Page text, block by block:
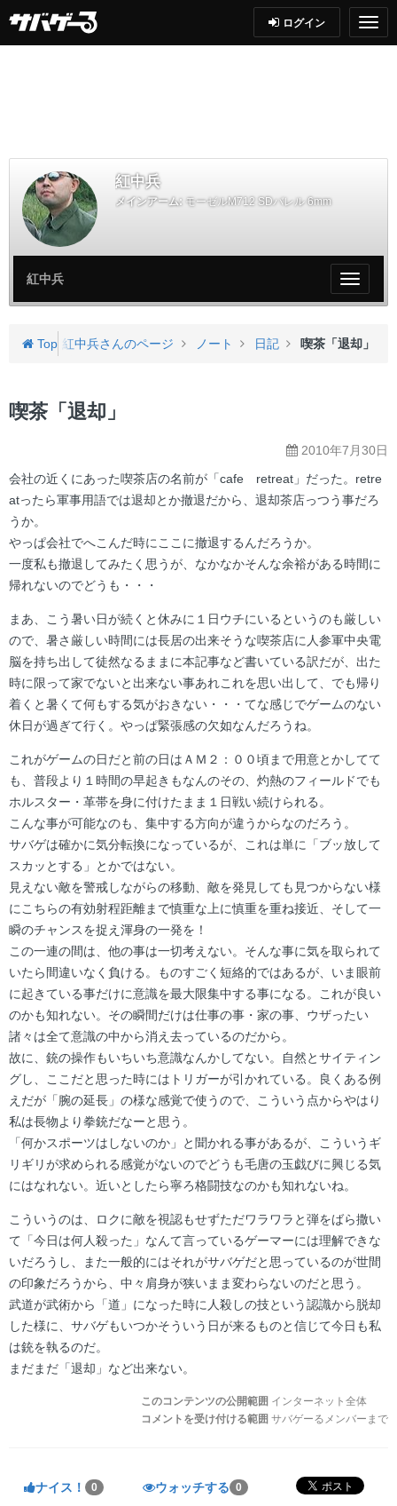
ログイン
紅中兵
メインアーム: モーゼルM712 SDバレル 6mm
My
ペ
メ
紅中兵
Top 紅中兵さんのページ ノート 日記 喫茶「退却」
喫茶「退却」
2010年7月30日
会社の近くにあった喫茶店の名前が「cafe retreat」だった。retre
atったら軍事用語では退却とか撤退だから、退却茶店っつう事だろ
うか。
やっぱ会社でへこんだ時にここに撤退するんだろうか。
一度私も撤退してみたく思うが、なかなかそんな余裕がある時間に
帰れないのでどうも・・・
まあ、こう暑い日が続くと休みに１日ウチにいるというのも厳しい
ので、暑さ厳しい時間には長居の出来そうな喫茶店に人参軍中央電
脳を持ち出して徒然なるままに本記事など書いている訳だが、出た
時に限って家でないと出来ない事あれこれを思い出して、でも帰り
着くと暑くて何もする気がおきない・・・てな感じでゲームのない
休日が過ぎて行く。やっぱ緊張感の欠如なんだろうね。
これがゲームの日だと前の日はＡＭ２：００頃まで用意とかしてて
も、普段より１時間の早起きもなんのその、灼熱のフィールドでも
ホルスター・革帯を身に付けたまま１日戦い続けられる。
こんな事が可能なのも、集中する方向が違うからなのだろう。
サバゲは確かに気分転換になっているが、これは単に「ブッ放して
スカッとする」とかではない。
見えない敵を警戒しながらの移動、敵を発見しても見つからない様
にこちらの有効射程距離まで慎重な上に慎重を重ね接近、そして一
瞬のチャンスを捉え渾身の一発を！
この一連の間は、他の事は一切考えない。そんな事に気を取られて
いたら間違いなく負ける。ものすごく短絡的ではあるが、いま眼前
に起きている事だけに意識を最大限集中する事になる。これが良い
のかも知れない。その瞬間だけは仕事の事・家の事、ウザったい
諸々は全て意識の中から消え去っているのだから。
故に、銃の操作もいちいち意識なんかしてない。自然とサイティン
グし、ここだと思った時にはトリガーが引かれている。良くある例
えだが「腕の延長」の様な感覚で使うので、こういう点からやはり
私は長物より拳銃だなーと思う。
「何かスポーツはしないのか」と聞かれる事があるが、こういうギ
リギリが求められる感覚がないのでどうも毛唐の玉戯びに興じる気
にはなれない。近いとしたら寧ろ格闘技なのかも知れないね。
こういうのは、ロクに敵を視認もせずただワラワラと弾をばら撒い
て「今日は何人殺った」なんて言っているゲーマーには理解できな
いだろうし、また一般的にはそれがサバゲだと思っているのが世間
の印象だろうから、中々肩身が狭いまま変わらないのだと思う。
武道が武術から「道」になった時に人殺しの技という認識から脱却
した様に、サバゲもいつかそういう日が来るものと信じて今日も私
は銃を執るのだ。
まだまだ「退却」など出来ない。
このコンテンツの公開範囲 インターネット全体
コメントを受け付ける範囲 サバゲーるメンバーまで
ナイス！ 0 ウォッチする 0